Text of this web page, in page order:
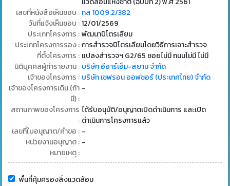
เลขที่หนังสือเห็นชอบ : ทส 1009.2/382
วันที่แจ้งเห็นชอบ : 12/01/2569
ประเภทโครงการ : พัฒนาปิโตรเลียม
ประเภทโครงการรอง : การสํารวจปิโตรเลียมโดยวิธีการเจาะสํารวจ
ที่ตั้งโครงการ : แปลงสำรวจฯ G2/65 ซอยไม่มี ถนนไม่มี ไม่มี
นิติบุคคลผู้ทำรายงาน : บริษัท อีอาร์เอ็ม-สยาม จำกัด
เจ้าของโครงการ : บริษัท เชฟรอน ออฟชอร์ (ประเทศไทย) จำกัด
เจ้าของโครงการเดิม (ถ้า
มี) :
-
สถานภาพของโครงการ
:
ได้รับอนุมัติ/อนุญาตเปิดดำเนินการ และเปิด
ดำเนินการโครงการแล้ว
เลขที่ใบอนุญาต/คำขอ : -
หน่วยงานอนุญาต : -
หมายเหตุ :
พื้นที่คุ้มครองสิ่งแวดล้อม